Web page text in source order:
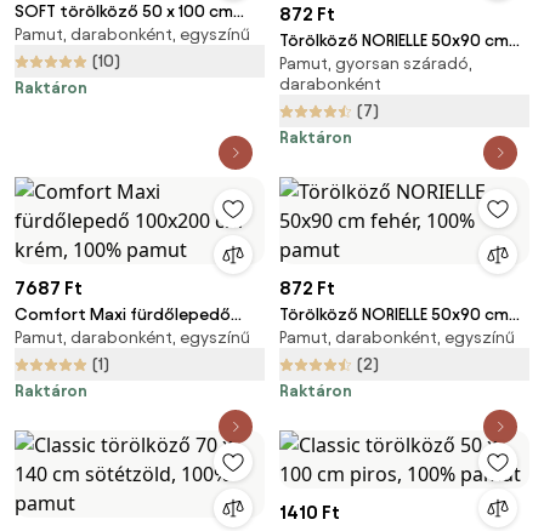
SOFT törölköző 50 x 100 cm
királykék, 100% pamut
Pamut, darabonként, egyszínű
(10)
Raktáron
872 Ft
Törölköző NORIELLE 50x90 cm
zöld, 100% pamut
Pamut, gyorsan száradó,
darabonként
(7)
Raktáron
7687 Ft
Comfort Maxi fürdőlepedő
100x200 cm krém, 100% pamut
Pamut, darabonként, egyszínű
(1)
Raktáron
872 Ft
Törölköző NORIELLE 50x90 cm
fehér, 100% pamut
Pamut, darabonként, egyszínű
(2)
Raktáron
1410 Ft